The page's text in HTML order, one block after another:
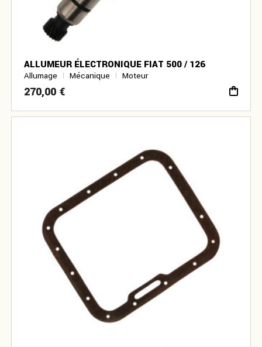
ALLUMEUR ÉLECTRONIQUE FIAT 500 / 126
Allumage Mécanique Moteur
270,00 €